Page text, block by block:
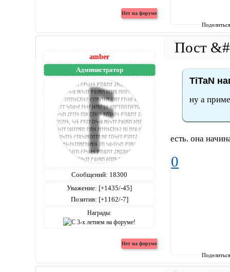
amber
Администратор
Сообщений: 18300
Уважение: [+1435/-45]
Позитив: [+1162/-7]
Награды:
TiTaN
ну а
есть. она
0